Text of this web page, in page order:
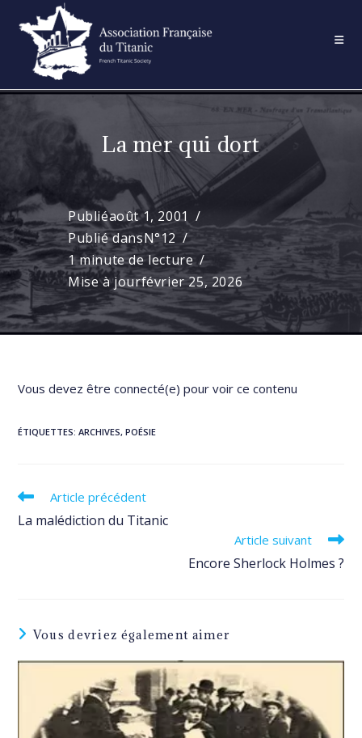
content
La mer qui dort
Publiéaoût 1, 2001
Publié dansN°12
1 minute de lecture
Mise à jourfévrier 25, 2026
Vous devez être connecté(e) pour voir ce contenu
ÉTIQUETTES:ARCHIVES, POÉSIE
Read
articles
Article précédent
La malédiction du Titanic
Article suivant
Encore Sherlock Holmes ?
Vous devriez également aimer